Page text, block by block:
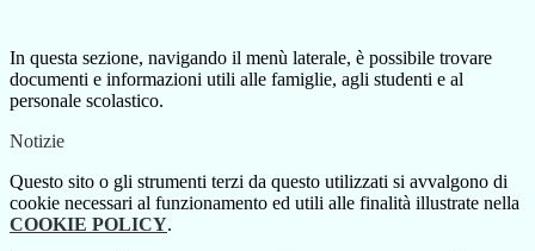
In questa sezione, navigando il menù laterale, è possibile trovare
documenti e informazioni utili alle famiglie, agli studenti e al
personale scolastico.
Notizie
Questo sito o gli strumenti terzi da questo utilizzati si avvalgono di
cookie necessari al funzionamento ed utili alle finalità illustrate nella
COOKIE POLICY.